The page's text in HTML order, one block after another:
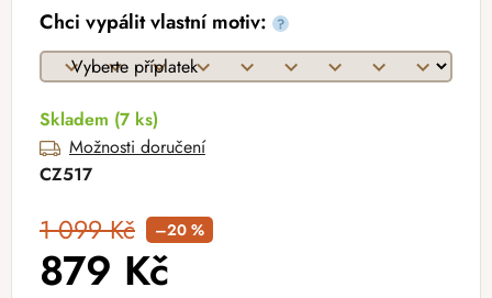
Chci vypálit vlastní motiv: ?
Skladem (7 ks)
Možnosti doručení
CZ517
1 099 Kč –20 %
879 Kč